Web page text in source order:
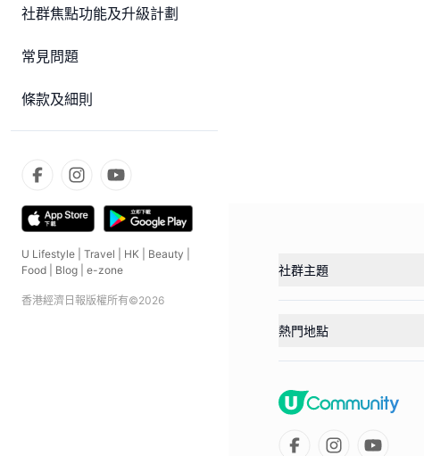
社群焦點功能及升級計劃
常見問題
條款及細則
U Lifestyle Travel HK Beauty
Food
Blog e-zone
香港經濟日報版權所有©2026
社群主題
熱門地點